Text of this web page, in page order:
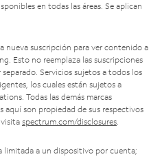
en todas las áreas. Se aplican
nueva suscripción para ver contenido a
Esto no reemplaza las suscripciones
Servicios sujetos a todos los
los cuales están sujetos a
Todas las demás marcas
aquí son propiedad de sus respectivos
spectrum.com/disclosures.
limitada a un dispositivo por cuenta;